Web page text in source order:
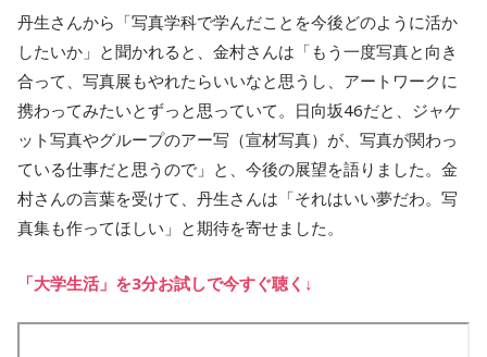
丹生さんから「写真学科で学んだことを今後どのように活か
したいか」と聞かれると、金村さんは「もう一度写真と向き
合って、写真展もやれたらいいなと思うし、アートワークに
携わってみたいとずっと思っていて。日向坂46だと、ジャケ
ット写真やグループのアー写（宣材写真）が、写真が関わっ
ている仕事だと思うので」と、今後の展望を語りました。金
村さんの言葉を受けて、丹生さんは「それはいい夢だわ。写
真集も作ってほしい」と期待を寄せました。
「大学生活」を3分お試しで今すぐ聴く↓